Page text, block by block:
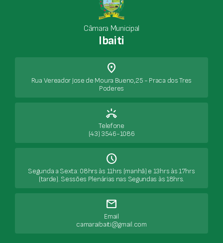
Câmara Municipal
Ibaiti
place
Rua Vereador Jose de Moura Bueno,25 - Praca dos Tres
Poderes
ring_volume
Telefone
(43) 3546-1086
Schedule
Segunda a Sexta: 08hrs às 11hrs (manhã) e 13hrs às 17hrs
(tarde). Sessões Plenárias nas Segundas às 18hrs.
mail
Email
camaraibaiti@gmail.com